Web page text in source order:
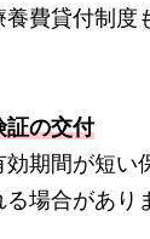
養費貸付制度
証の交付
期間が短い
場合があり